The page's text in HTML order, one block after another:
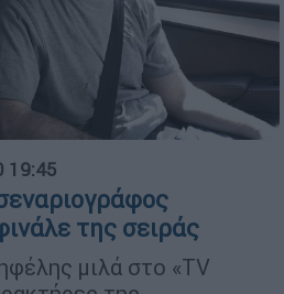
19:45
της σειράς
μιλά στο «TV